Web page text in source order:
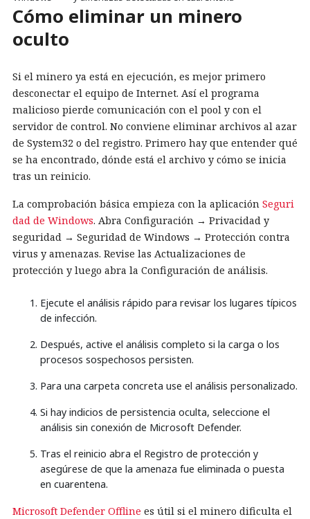
Cómo eliminar un minero
oculto
Si el minero ya está en ejecución, es mejor primero
desconectar el equipo de Internet. Así el programa
malicioso pierde comunicación con el pool y con el
servidor de control. No conviene eliminar archivos al azar
de System32 o del registro. Primero hay que entender qué
se ha encontrado, dónde está el archivo y cómo se inicia
tras un reinicio.
La comprobación básica empieza con la aplicación Seguri
dad de Windows. Abra Configuración → Privacidad y
seguridad → Seguridad de Windows → Protección contra
virus y amenazas. Revise las Actualizaciones de
protección y luego abra la Configuración de análisis.
Ejecute el análisis rápido para revisar los lugares típicos
de infección.
Después, active el análisis completo si la carga o los
procesos sospechosos persisten.
Para una carpeta concreta use el análisis personalizado.
Si hay indicios de persistencia oculta, seleccione el
análisis sin conexión de Microsoft Defender.
Tras el reinicio abra el Registro de protección y
asegúrese de que la amenaza fue eliminada o puesta
en cuarentena.
Microsoft Defender Offline es útil si el minero dificulta el